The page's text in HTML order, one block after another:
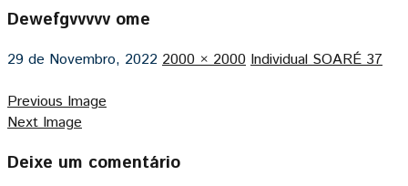
Dewefgvvvvv ome
29 de Novembro, 2022 2000 × 2000 Individual SOARÉ 37
Previous Image
Next Image
Deixe um comentário